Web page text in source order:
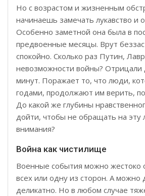
Но с возрастом и жизненным
начинаешь замечать лукавство и
Особенно заметной она была в
предвоенные месяцы. Врут
спокойно. Сколько раз Путин,
невозможности войны? Отрицали
минут. Поражает то, что люди,
годами, продолжают им верить,
До какой же глубины
дойти, чтобы не обращать на эту
внимания?
Война как чистилище
Военные события можно жестоко
всех или одну из сторон. А можно
деликатно. Но в любом случае